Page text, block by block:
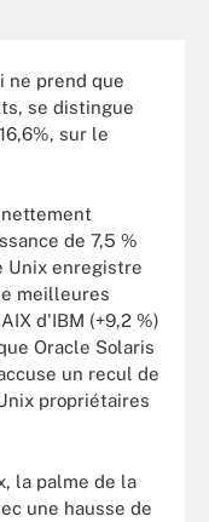
ne prend que
se distingue
sur le
de 7,5 %
Unix enregistre
meilleures
d'IBM (+9,2 %)
Oracle Solaris
un recul de
propriétaires
la palme de la
une hausse de